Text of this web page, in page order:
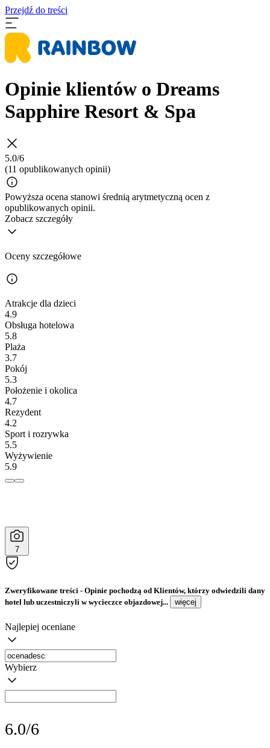
Przejdź do treści
Opinie klientów o Dreams
Sapphire Resort & Spa
5.0/6
(11 opublikowanych opinii)
Powyższa ocena stanowi średnią arytmetyczną ocen z
opublikowanych opinii.
Zobacz szczegóły
Oceny szczegółowe
Atrakcje dla dzieci
4.9
Obsługa hotelowa
5.8
Plaża
3.7
Pokój
5.3
Położenie i okolica
4.7
Rezydent
4.2
Sport i rozrywka
5.5
Wyżywienie
5.9
7
Zweryfikowane treści - Opinie pochodzą od Klientów, którzy odwiedzili dany
hotel lub uczestniczyli w wycieczce objazdowej...
więcej
Najlepiej oceniane
Wybierz
6.0/6